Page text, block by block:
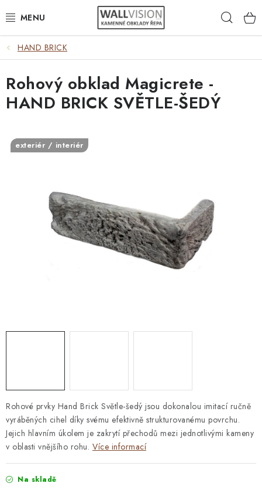
na
EXTERIÉR / INTERIÉR
VÝBĚR DLE MATERIÁLU
VÝBĚR DLE BAREV
ČASTO HLEDÁTE
HAND BRICK
Rohové prvky Hand Brick Světle-šedý jsou dokonalou imitací ručně
vyráběných cihel díky svému efektivně strukturovanému povrchu.
Jejich hlavním úkolem je zakrytí přechodů mezi jednotlivými kameny
v oblasti vnějšího rohu. Více informací
Na skladě
Rohový obklad Magicrete -
HAND BRICK SVĚTLE-ŠEDÝ
exteriér / interiér